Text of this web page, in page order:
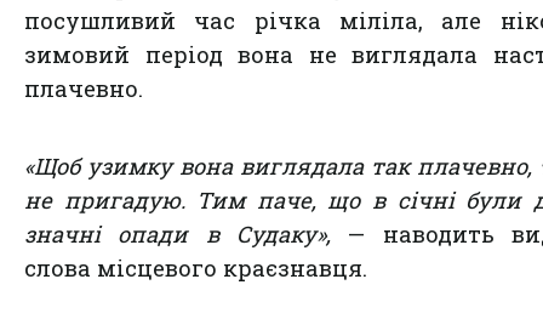
посушливий час річка міліла, але
зимовий період вона не виглядала
плачевно.
«Щоб узимку вона виглядала так плачевно,
не пригадую. Тим паче, що в січні були
значні опади в Судаку», — наводить
слова місцевого краєзнавця.